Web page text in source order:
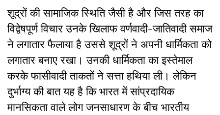
शूद्रों की सामाजिक स्थिति जैसी है और जिस तरह का
विद्वेषपूर्ण विचार उनके खिलाफ वर्णवादी-जातिवादी समाज
ने लगातार फैलाया है उससे शूद्रों ने अपनी धार्मिकता को
लगातार बनाए रखा। उनकी धार्मिकता का इस्तेमाल
करके फासीवादी ताकतों ने सत्ता हथिया ली। लेकिन
दुर्भाग्य की बात यह है कि भारत में सांप्रदायिक
मानसिकता वाले लोग जनसाधारण के बीच भारतीय